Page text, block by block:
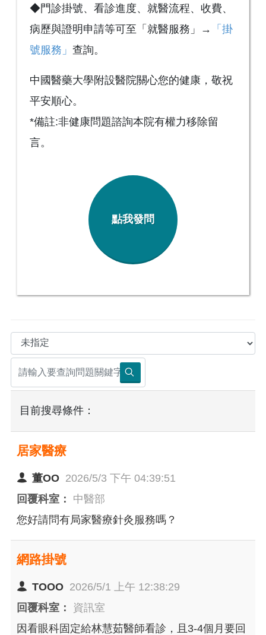
◆門診掛號、看診進度、就醫流程、收費、
病歷與證明申請等可至「就醫服務」→
「掛
號服務」 查詢。
中國醫藥大學附設醫院關心您的健康，敬祝
平安順心。
*備註:非健康問題諮詢本院有權力移除留
言。
點我發問
目前搜尋條件：
居家醫療
董OO 2026/5/3 下午 04:39:51
回覆科室： 中醫部
您好請問有局家醫療針灸服務嗎？
網路掛號
TOOO 2026/5/1 上午 12:38:29
回覆科室： 資訊室
因看眼科固定給林慧茹醫師看診，且3-4個月要回